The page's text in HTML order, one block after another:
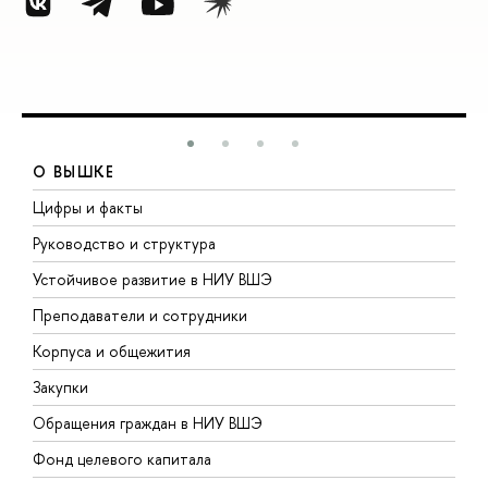
О ВЫШКЕ
Цифры и факты
Руководство и структура
Устойчивое развитие в НИУ ВШЭ
Преподаватели и сотрудники
Корпуса и общежития
Закупки
Обращения граждан в НИУ ВШЭ
Фонд целевого капитала